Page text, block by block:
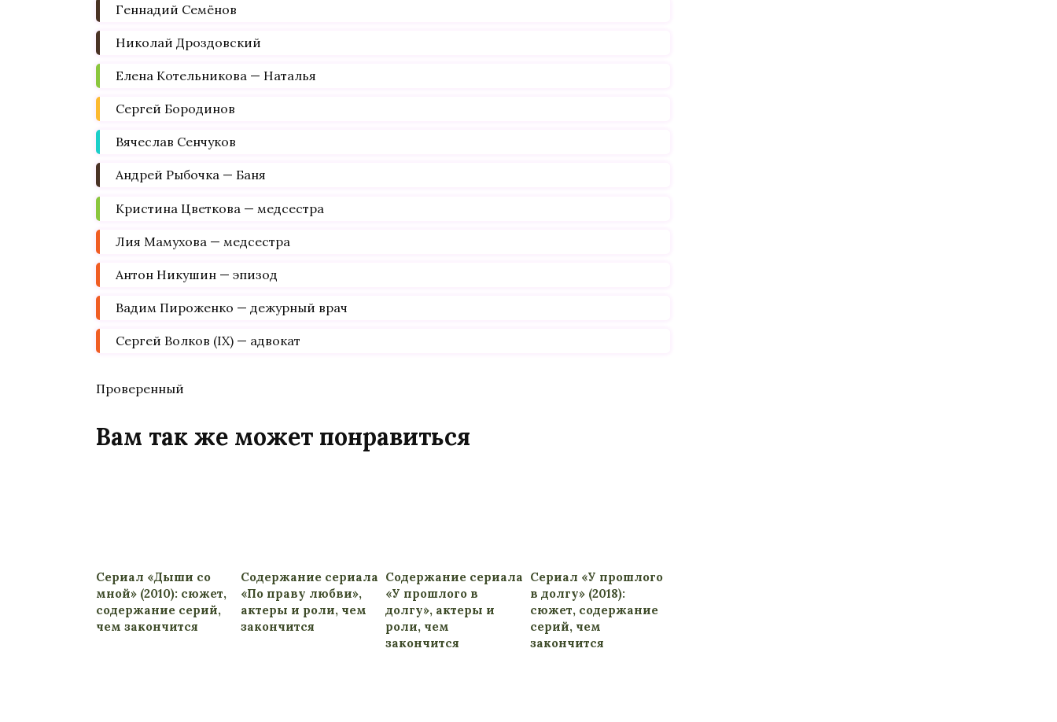
Геннадий Семёнов
Николай Дроздовский
Елена Котельникова — Наталья
Сергей Бородинов
Вячеслав Сенчуков
Андрей Рыбочка — Баня
Кристина Цветкова — медсестра
Лия Мамухова — медсестра
Антон Никушин — эпизод
Вадим Пироженко — дежурный врач
Сергей Волков (IX) — адвокат
Проверенный
Вам так же может понравиться
Сериал «Дыши со
мной» (2010): сюжет,
содержание серий,
чем закончится
Содержание сериала
«По праву любви»,
актеры и роли, чем
закончится
Содержание сериала
«У прошлого в
долгу», актеры и
роли, чем
закончится
Сериал «У прошлого
в долгу» (2018):
сюжет, содержание
серий, чем
закончится